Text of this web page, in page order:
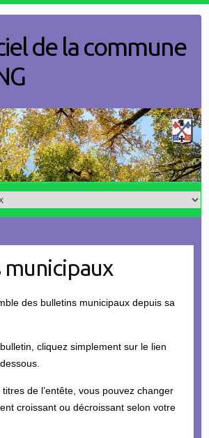
de la commune
municipaux
des bulletins municipaux depuis sa
cliquez simplement sur le lien
de l’entête, vous pouvez changer
croissant ou décroissant selon votre